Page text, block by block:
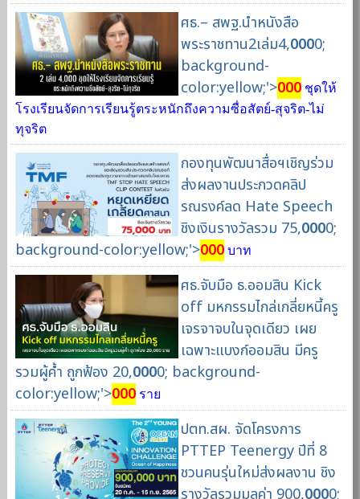
ศธ.– สพฐ.นำหนังสือ
พระราชทาน2เล่ม4,0000;
background-
color:yellow;'>000ชุดให้
โรงเรียนจัดการเรียนรู้ตระหนักถึงความซื่อสัตย์-สุจริต-ไม่
ทุจริต
กองทุนพัฒนาสื่อฯเชิญร่วม
ส่งผลงานประกวดคลิป
รณรงค์ลด Hate Speech
ชิงเงินรางวัลรวม 75,0000;
background-color:yellow;'>000 บาท
ศธ.จับมือ ธ.ออมสิน Kick
off มหกรรมไกล่เกลี่ยหนี้ครู
เจรจาจบในจุดเดียว เผย
เฉพาะแบงก์ออมสิน มีครู
รวมผู้ค้ำ ถูกฟ้อง 20,0000; background-
color:yellow;'>000 ราย
ปตท.สผ. จัดโครงการ
PTTEP Teenergy ปีที่ 8
ชวนคนรุ่นใหม่ส่งผลงาน ชิง